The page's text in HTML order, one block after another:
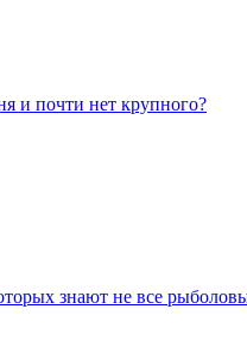
и почти нет крупного?
знают не все